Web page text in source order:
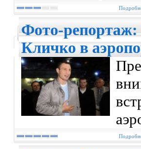
Фото-
Кличко в